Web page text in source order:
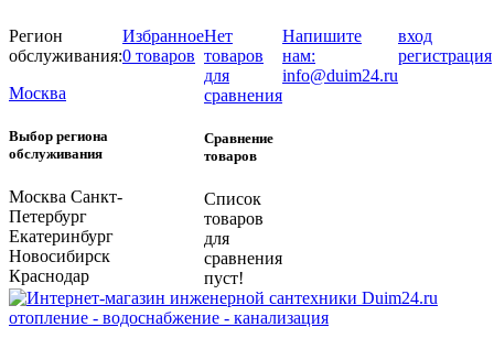
Регион
обслуживания:
Москва
Выбор региона
обслуживания
Москва Санкт-
Петербург
Екатеринбург
Новосибирск
Краснодар
Избранное
0 товаров
Нет
товаров
для
сравнения
Сравнение
товаров
Список
товаров
для
сравнения
пуст!
Напишите
нам:
info@duim24.ru
вход
регистрация
отопление - водоснабжение - канализация